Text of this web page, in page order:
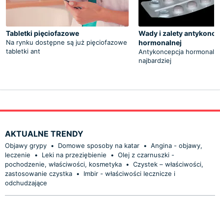
Tabletki pięciofazowe
Na rynku dostępne są już pięciofazowe
tabletki ant
Wady i zalety
hormonalnej
Antykoncepcja
najbardziej
AKTUALNE TRENDY
Objawy grypy • Domowe sposoby na katar • Angina - objawy,
leczenie
• Leki na przeziębienie • Olej z czarnuszki -
pochodzenie, właściwości, kosmetyka • Czystek – właściwości,
zastosowanie czystka •
Imbir - właściwości lecznicze i
odchudzające